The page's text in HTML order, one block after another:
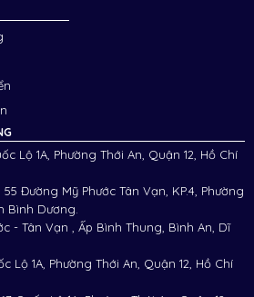
Lộ 1A, Phường Thới An, Quận 12, Hồ Chí
55 Đường Mỹ Phước Tân Vạn, KP.4, Phường
Bình Dương.
- Tân Vạn , Ấp Bình Thung, Bình An, Dĩ
Lộ 1A, Phường Thới An, Quận 12, Hồ Chí